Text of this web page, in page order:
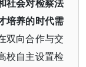
社会对检察法
培养的时代需
双向合作与交
校自主设置检